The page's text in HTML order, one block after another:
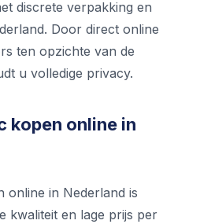
discrete verpakking en
Door direct online
ten opzichte van de
u volledige privacy.
kopen online in
online in Nederland is
kwaliteit en lage prijs per